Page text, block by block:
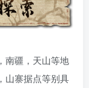
南疆，天山等地
山寨据点等别具